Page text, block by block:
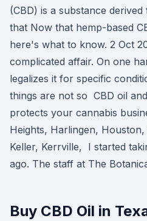
(CBD) is a substance
that Now that hemp-based
here's what to know. 2 Oct
complicated affair. On one
legalizes it for specific
things are not so CBD oil
protects your cannabis
Heights, Harlingen,
Keller, Kerrville, I started
ago. The staff at The
Buy CBD Oil in